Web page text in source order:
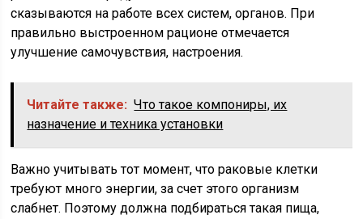
сказываются на работе всех систем, органов. При
правильно выстроенном рационе отмечается
улучшение самочувствия, настроения.
Читайте также: Что такое компониры, их
назначение и техника установки
Важно учитывать тот момент, что раковые клетки
требуют много энергии, за счет этого организм
слабнет. Поэтому должна подбираться такая пища,